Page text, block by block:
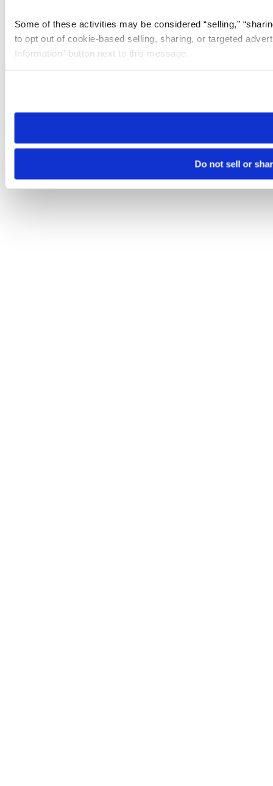
Some of these activities may be considered “selling,”
to opt out of cookie-based selling, sharing, or targeted
Information” button next to this message.
need to be set again.
Do not sell or